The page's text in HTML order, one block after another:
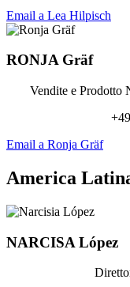
Email a Lea Hilpisch
RONJAGräf
Vendite e Prodotto
Email a Ronja Gräf
America
NARCISA López